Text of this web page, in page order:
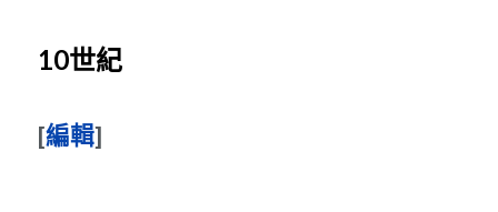
10世紀
[編輯]